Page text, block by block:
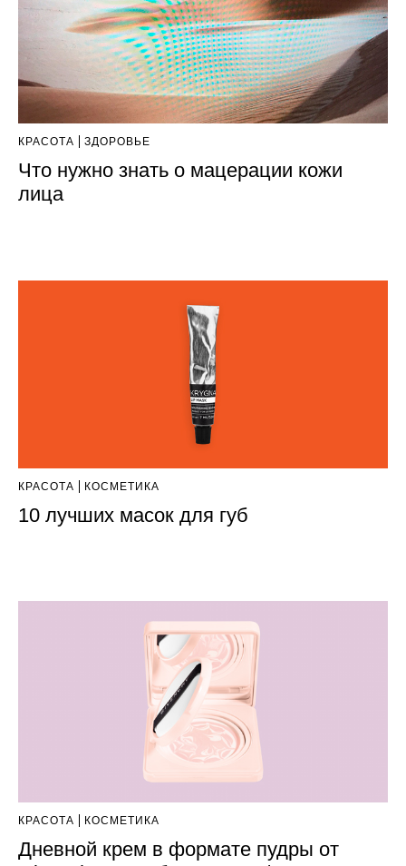
КРАСОТА ЗДОРОВЬЕ
Что нужно знать о мацерации кожи
лица
КРАСОТА КОСМЕТИКА
10 лучших масок для губ
КРАСОТА КОСМЕТИКА
Дневной крем в формате пудры от